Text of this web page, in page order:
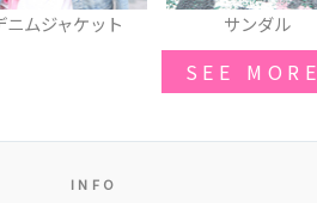
サンダル
SEE MORE
INFO